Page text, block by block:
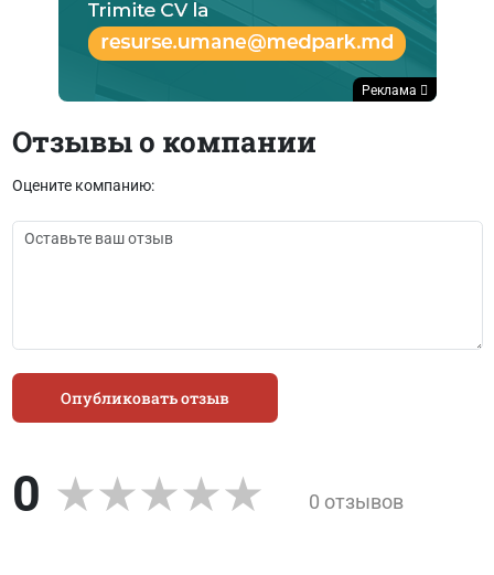
Реклама
Отзывы о компании
Оцените компанию:
Опубликовать отзыв
0 0 отзывов